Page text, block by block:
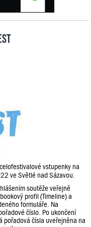
vstupenky na
ve Světlé nad Sázavou.
soutěže veřejně
profil (Timeline) a
formuláře. Na
číslo. Po ukončení
čísla uveřejněna na